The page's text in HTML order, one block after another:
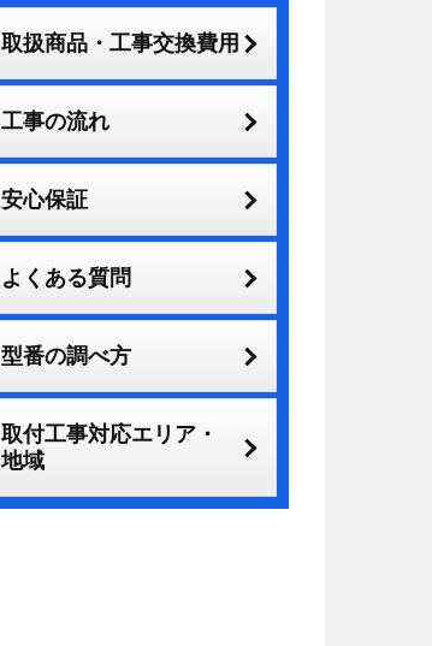
取扱商品・工事交換費用
工事の流れ
安心保証
よくある質問
型番の調べ方
取付工事対応エリア・
地域